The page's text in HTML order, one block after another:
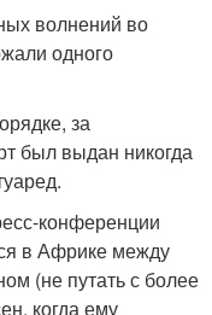
волнений во
одного
за
был выдан никогда
конференции
в Африке между
(не путать с более
когда ему